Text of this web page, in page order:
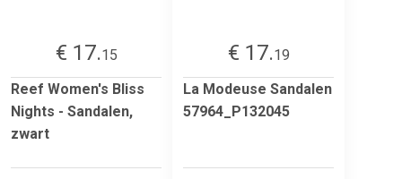
€ 17.15
Reef Women's Bliss
Nights - Sandalen,
zwart
€ 17.19
La Modeuse Sandalen
57964_P132045